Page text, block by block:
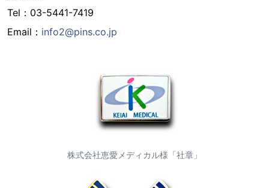
Tel：03-5441-7419
Email： info2@pins.co.jp
株式会社恵愛メディカル様「社章」